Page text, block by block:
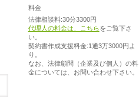
料金
法律相談料:30分3300円
代理人の料金は、こちらをご覧下さ
い。
契約書作成支援料金:1通3万3000円よ
り。
なお、法律顧問（企業及び個人）の料
金については、お問い合わせ下さい。